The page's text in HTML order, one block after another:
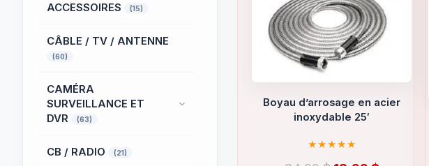
ACCESSOIRES
(15)
CÂBLE / TV / ANTENNE
(60)
CAMÉRA
SURVEILLANCE ET
DVR
(63)
CB / RADIO (21)
Boyau d’arrosage en acier
inoxydable 25′